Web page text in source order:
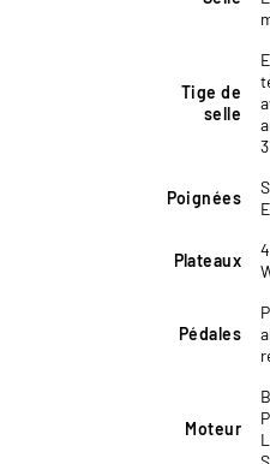
Tige de
selle
Poignées
Plateaux
Pédales
Moteur